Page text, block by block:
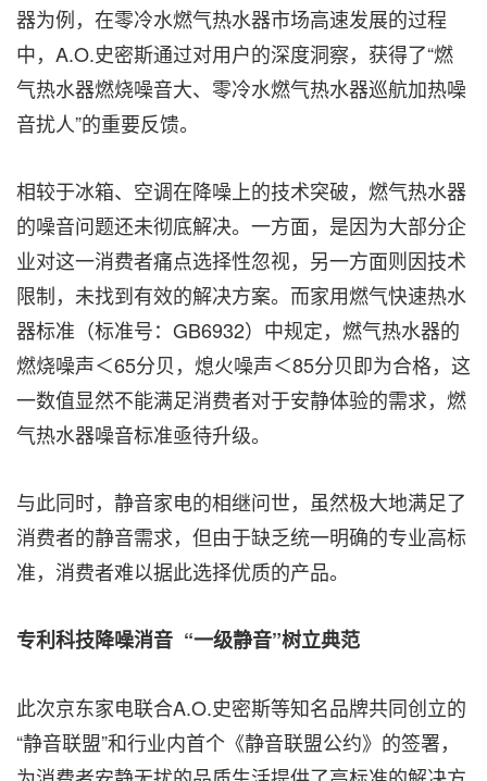
器为例，在零冷水燃气热水器市场高速发展的过程
中，A.O.史密斯通过对用户的深度洞察，获得了“燃
气热水器燃烧噪音大、零冷水燃气热水器巡航加热噪
音扰人”的重要反馈。
相较于冰箱、空调在降噪上的技术突破，燃气热水器
的噪音问题还未彻底解决。一方面，是因为大部分企
业对这一消费者痛点选择性忽视，另一方面则因技术
限制，未找到有效的解决方案。而家用燃气快速热水
器标准（标准号：GB6932）中规定，燃气热水器的
燃烧噪声＜65分贝，熄火噪声＜85分贝即为合格，这
一数值显然不能满足消费者对于安静体验的需求，燃
气热水器噪音标准亟待升级。
与此同时，静音家电的相继问世，虽然极大地满足了
消费者的静音需求，但由于缺乏统一明确的专业高标
准，消费者难以据此选择优质的产品。
专利科技降噪消音 “一级静音”树立典范
此次京东家电联合A.O.史密斯等知名品牌共同创立的
“静音联盟”和行业内首个《静音联盟公约》的签署，